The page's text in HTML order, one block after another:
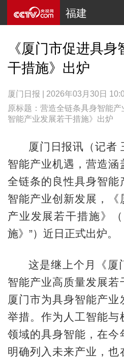
福建
《厦门市促进具
干措施》出炉
厦门日报 | 2026年03月30日
原标题：营造全链条具身智能
智能产业发展若干措施》出炉
厦门日报讯（记者
智能产业机遇，营造涵
全链条的良性具身智能
智能产业创新发展，
产业发展若干措施》
施》”）近日正式出炉。
这是继上个月《厦
智能产业高质量发展若
厦门市为具身智能产业
举措。作为人工智能与
领域的具身智能，在今
明确列入未来产业，也